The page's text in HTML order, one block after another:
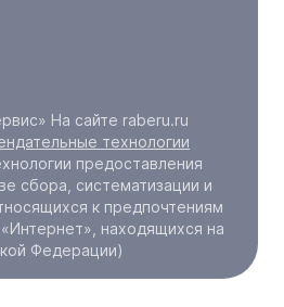
На сайте raberu.ru
технологии
предоставления
сбора, систематизации и
к предпочтениям
находящихся на
Федерации)